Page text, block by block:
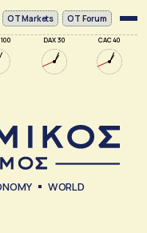
DAX 30 CAC 40
ΟΤ Markets OT Forum
WORLD